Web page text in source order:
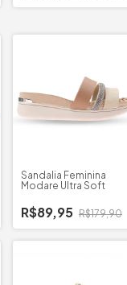
Sandalia Feminina
Modare Ultra Soft
R$89,95 R$179,90